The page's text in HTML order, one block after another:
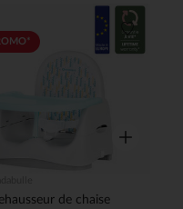
Liste de
Aperçu
de chaise